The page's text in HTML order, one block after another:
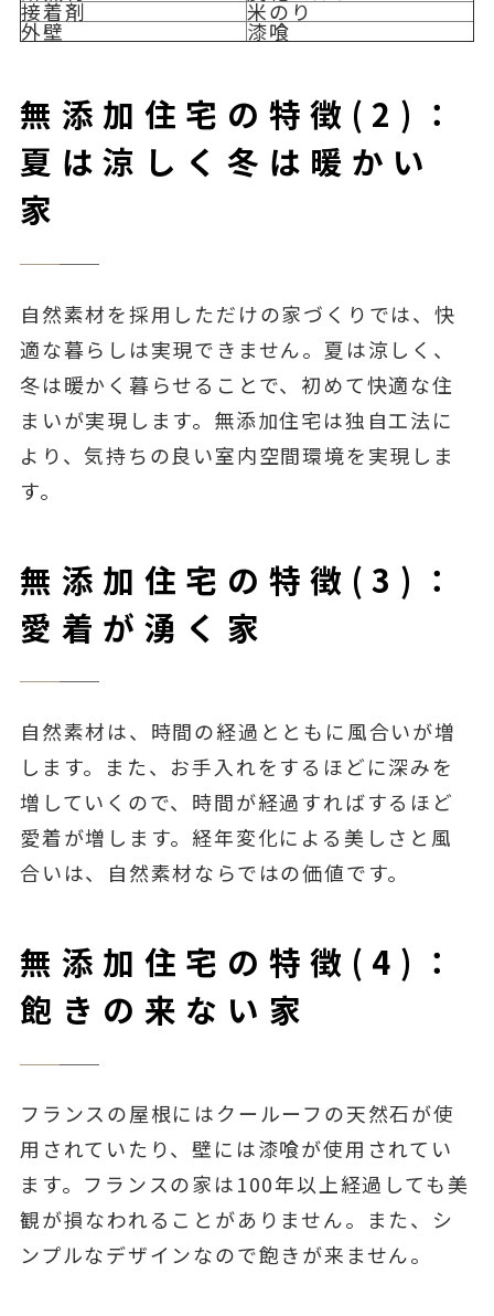
接着剤 米のり
外壁 漆喰
無添加住宅の特徴(2)：
夏は涼しく冬は暖かい
家
自然素材を採用しただけの家づくりでは、快
適な暮らしは実現できません。夏は涼しく、
冬は暖かく暮らせることで、初めて快適な住
まいが実現します。無添加住宅は独自工法に
より、気持ちの良い室内空間環境を実現しま
す。
無添加住宅の特徴(3)：
愛着が湧く家
自然素材は、時間の経過とともに風合いが増
します。また、お手入れをするほどに深みを
増していくので、時間が経過すればするほど
愛着が増します。経年変化による美しさと風
合いは、自然素材ならではの価値です。
無添加住宅の特徴(4)：
飽きの来ない家
フランスの屋根にはクールーフの天然石が使
用されていたり、壁には漆喰が使用されてい
ます。フランスの家は100年以上経過しても美
観が損なわれることがありません。また、シ
ンプルなデザインなので飽きが来ません。